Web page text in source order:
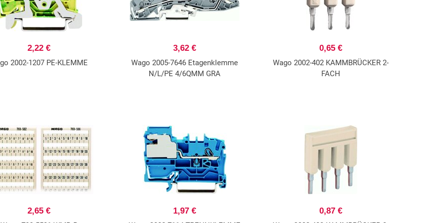
2,22 €
2002-1207 PE-KLEMME
3,62 €
Wago 2005-7646 Etagenklemme
N/L/PE 4/6QMM GRA
0,65 €
Wago 2002-402 KAMMBRÜCKER 2-
FACH
2,65 € 1,97 € 0,87 €